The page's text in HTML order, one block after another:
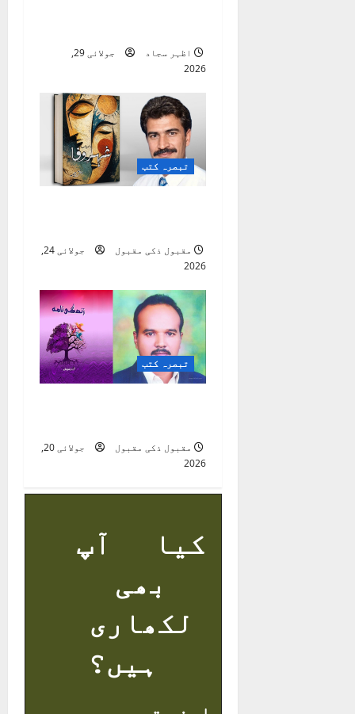
i
o
اظہر سجاد
جولائی 29,
2026
تبصرہ کتب
مقبول ذکی مقبول
جولائی 24,
2026
تبصرہ کتب
مقبول ذکی مقبول
جولائی 20,
2026
کیا آپ
بھی
لکھاری
ہیں؟